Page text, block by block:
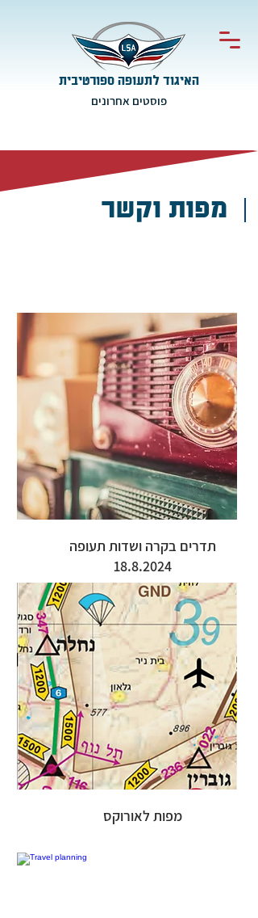
האיגוד לתעופה ספורטיבית
פוסטים אחרונים
מפות וקשר
תדרים בקרה ושדות תעופה
18.8.2024
מפות לאורוקס